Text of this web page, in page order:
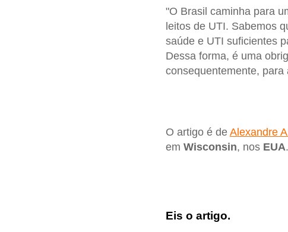
"O Brasil caminha para
leitos de UTI. Sabemos
saúde e UTI suficientes
Dessa forma, é uma
consequentemente,
O artigo é de Alexandre
em Wisconsin, nos EUA.
Eis o artigo.